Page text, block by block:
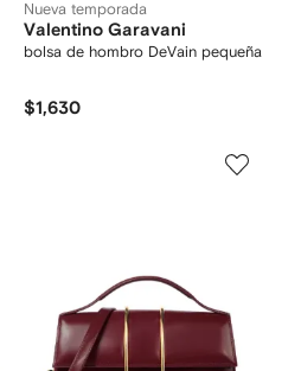
Nueva temporada
Valentino Garavani
bolsa de hombro DeVain pequeña
$1,630